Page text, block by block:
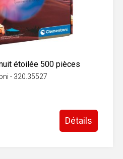
étoilée 500 pièces
- 320.35527
Détails